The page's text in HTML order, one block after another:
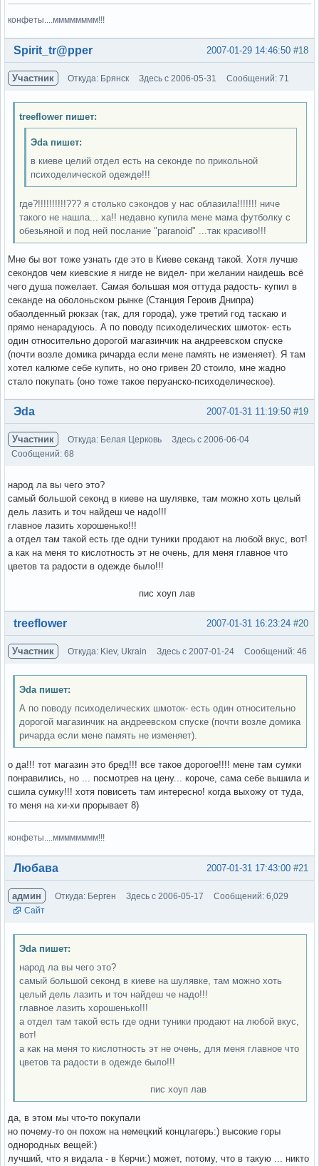
конфеты....мммммммм!!!
Вне форума #18
2007-01-29 14:46:50
Spirit_tr@pper
Участник Откуда: Брянск Здесь с 2006-05-31 Сообщений: 71
treeflower пишет:
Эda пишет:
в киеве целий отдел есть на секонде по прикольной
психоделической одежде!!!
где?!!!!!!!!!!??? я столько сэкондов у нас облазила!!!!!!! ниче
такого не нашла... ха!! недавно купила мене мама футболку с
обезьяной и под ней послание "paranoid" ...так красиво!!!
Мне бы вот тоже узнать где это в Киеве секанд такой. Хотя лучше
секондов чем киевские я нигде не видел- при желании наидешь всё
чего душа пожелает. Самая большая моя оттуда радость- купил в
секанде на оболоньском рынке (Станция Героив Днипра)
обаолденный рюкзак (так, для города), уже третий год таскаю и
прямо ненарадуюсь. А по поводу психоделических шмоток- есть
один относительно дорогой магазинчик на андреевском спуске
(почти возле домика ричарда если мене память не изменяет). Я там
хотел калюме себе купить, но оно гривен 20 стоило, мне жадно
стало покупать (оно тоже такое перуанско-психоделическое).
Вне форума #19
2007-01-31 11:19:50
Эda
Участник Откуда: Белая Церковь
Здесь с 2006-06-04
Сообщений: 68
народ ла вы чего это?
самый большой секонд в киеве на шулявке, там можно хоть целый
дель лазить и точ найдеш че надо!!!
главное лазить хорошенько!!!
а отдел там такой есть где одни туники продают на любой вкус, вот!
а как на меня то кислотность эт не очень, для меня главное что
цветов та радости в одежде было!!!
пис хоуп лав
Вне форума #20
2007-01-31 16:23:24
treeflower
Участник Откуда: Kiev, Ukrain Здесь с 2007-01-24 Сообщений: 46
Эda пишет:
А по поводу психоделических шмоток- есть один относительно
дорогой магазинчик на андреевском спуске (почти возле домика
ричарда если мене память не изменяет).
о да!!! тот магазин это бред!!! все такое дорогое!!!! мене там сумки
понравились, но ... посмотрев на цену... короче, сама себе вышила и
сшила сумку!!! хотя повисеть там интересно! когда выхожу от туда,
то меня на хи-хи прорывает 8)
конфеты....мммммммм!!!
Вне форума #21
2007-01-31 17:43:00
Любава
админ Откуда: Берген Здесь с 2006-05-17
Сообщений: 6,029
Сайт
Эda пишет:
народ ла вы чего это?
самый большой секонд в киеве на шулявке, там можно хоть
целый дель лазить и точ найдеш че надо!!!
главное лазить хорошенько!!!
а отдел там такой есть где одни туники продают на любой вкус,
вот!
а как на меня то кислотность эт не очень, для меня главное что
цветов та радости в одежде было!!!
пис хоуп лав
да, в этом мы что-то покупали
но почему-то он похож на немецкий концлагерь:) высокие горы
однородных вещей:)
лучший, что я видала - в Керчи:) может, потому, что в такую ... никто